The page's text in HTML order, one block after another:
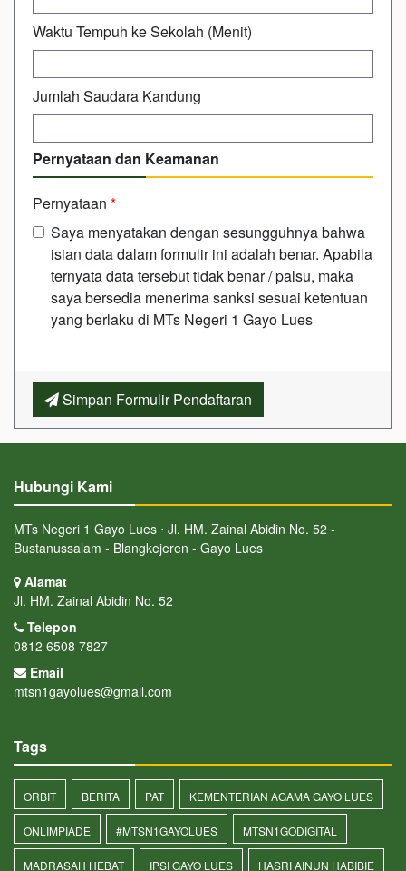
Waktu Tempuh ke Sekolah (Menit)
Jumlah Saudara Kandung
Pernyataan dan Keamanan
Pernyataan *
Saya menyatakan dengan sesungguhnya bahwa
isian data dalam formulir ini adalah benar. Apabila
ternyata data tersebut tidak benar / palsu, maka
saya bersedia menerima sanksi sesuai ketentuan
yang berlaku di MTs Negeri 1 Gayo Lues
Simpan Formulir Pendaftaran
Hubungi Kami
MTs Negeri 1 Gayo Lues ⋅ Jl. HM. Zainal Abidin No. 52 -
Bustanussalam - Blangkejeren - Gayo Lues
Alamat
Jl. HM. Zainal Abidin No. 52
Telepon
0812 6508 7827
Email
mtsn1gayolues@gmail.com
Tags
ORBIT BERITA PAT KEMENTERIAN AGAMA GAYO LUES
ONLIMPIADE #MTSN1GAYOLUES MTSN1GODIGITAL
MADRASAH HEBAT IPSI GAYO LUES HASRI AINUN HABIBIE